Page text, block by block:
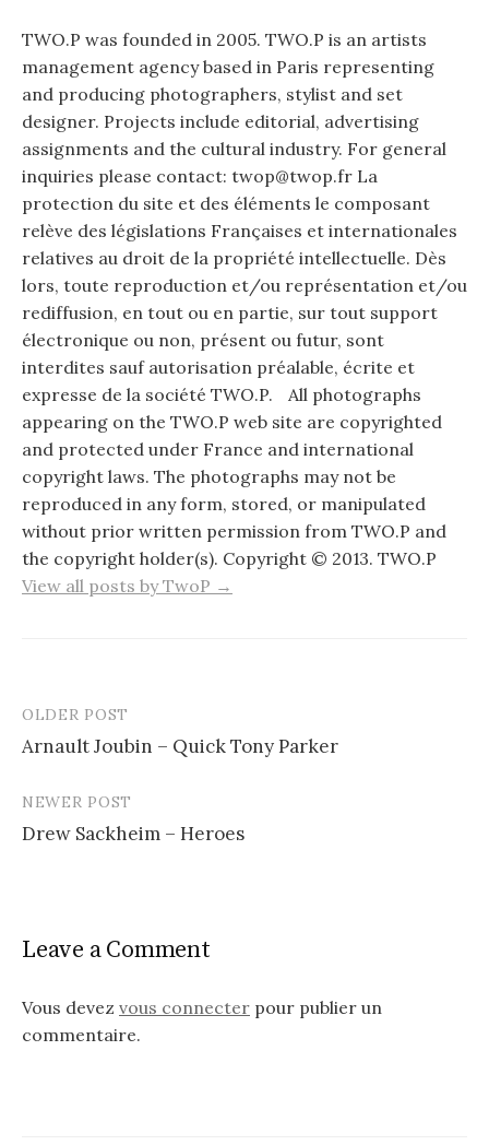
TWO.P was founded in 2005. TWO.P is an artists
management agency based in Paris representing
and producing photographers, stylist and set
designer. Projects include editorial, advertising
assignments and the cultural industry. For general
inquiries please contact: twop@twop.fr La
protection du site et des éléments le composant
relève des législations Françaises et internationales
relatives au droit de la propriété intellectuelle. Dès
lors, toute reproduction et/ou représentation et/ou
rediffusion, en tout ou en partie, sur tout support
électronique ou non, présent ou futur, sont
interdites sauf autorisation préalable, écrite et
expresse de la société TWO.P. All photographs
appearing on the TWO.P web site are copyrighted
and protected under France and international
copyright laws. The photographs may not be
reproduced in any form, stored, or manipulated
without prior written permission from TWO.P and
the copyright holder(s). Copyright © 2013. TWO.P
View all posts by TwoP →
Post
navigation
OLDER POST
Arnault Joubin – Quick Tony Parker
NEWER POST
Drew Sackheim – Heroes
Leave a Comment
Vous devez vous connecter pour publier un
commentaire.